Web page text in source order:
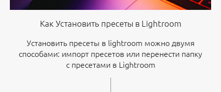
Как Установить пресеты в Lightroom
Установить пресеты в lightroom можно двумя
способами: импорт пресетов или перенести папку
с пресетами в Lightroom